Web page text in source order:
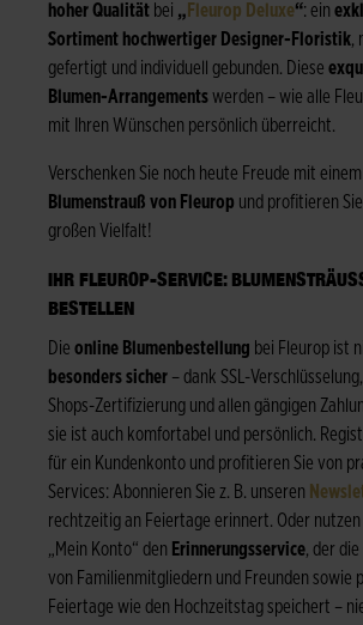
hoher Qualität bei „ Fleurop Deluxe“: ein
Sortiment hochwertiger Designer-Floristik,
gefertigt und individuell gebunden. Diese
Blumen-Arrangementswerden – wie alle
mit Ihren Wünschen persönlich überreicht.
Verschenken Sie noch heute Freude mit
Blumenstrauß von Fleurop und profitieren
großen Vielfalt!
IHR FLEUROP-SERVICE:
ESTELLEN
Die online Blumenbestellung bei Fleurop ist
besonders sicher – dank SSL-
Shops-Zertifizierung und allen gängigen
sie ist auch komfortabel und persönlich.
für ein Kundenkonto und profitieren Sie von
Services: Abonnieren Sie z. B. unseren
rechtzeitig an Feiertage erinnert. Oder nutzen
„Mein Konto“ den Erinnerungsservice, der
von Familienmitgliedern und Freunden sowie
Feiertage wie den Hochzeitstag speichert –